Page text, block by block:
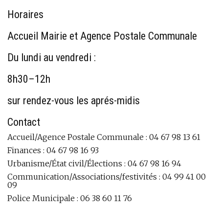
Horaires
Accueil Mairie et Agence Postale Communale
Du lundi au vendredi :
8h30–12h
sur rendez-vous les aprés-midis
Contact
Accueil/Agence Postale Communale : 04 67 98 13 61
Finances : 04 67 98 16 93
Urbanisme/État civil/Élections : 04 67 98 16 94
Communication/Associations/festivités : 04 99 41 00
09
Police Municipale : 06 38 60 11 76